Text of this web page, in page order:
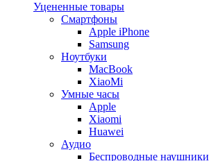
Уцененные товары
Cмартфоны
Apple iPhone
Samsung
Ноутбуки
MacBook
XiaoMi
Умные часы
Apple
Xiaomi
Huawei
Аудио
Беспроводные наушники